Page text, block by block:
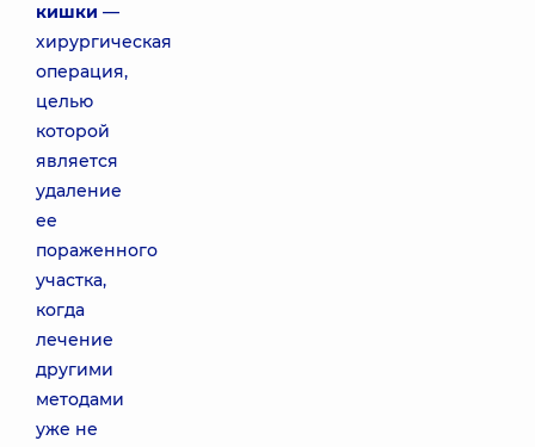
кишки —
хирургическая
операция,
целью
которой
является
удаление
ее
пораженного
участка,
когда
лечение
другими
методами
уже не